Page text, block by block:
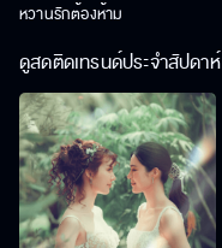
หวานรักต้องห้าม
ดูสดติดเทรนด์ประจำสัปดาห์